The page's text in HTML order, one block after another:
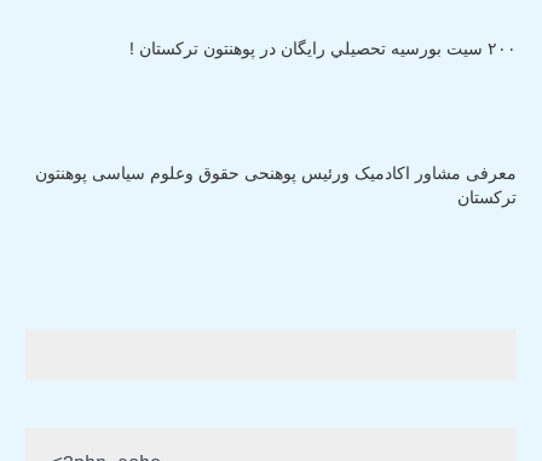
٢٠٠ سيت بورسيه تحصيلي رايگان در پوهنتون ترکستان !
معرفی مشاور اکادمیک ورئیس پوهنحی حقوق وعلوم سیاسی پوهنتون
ترکستان